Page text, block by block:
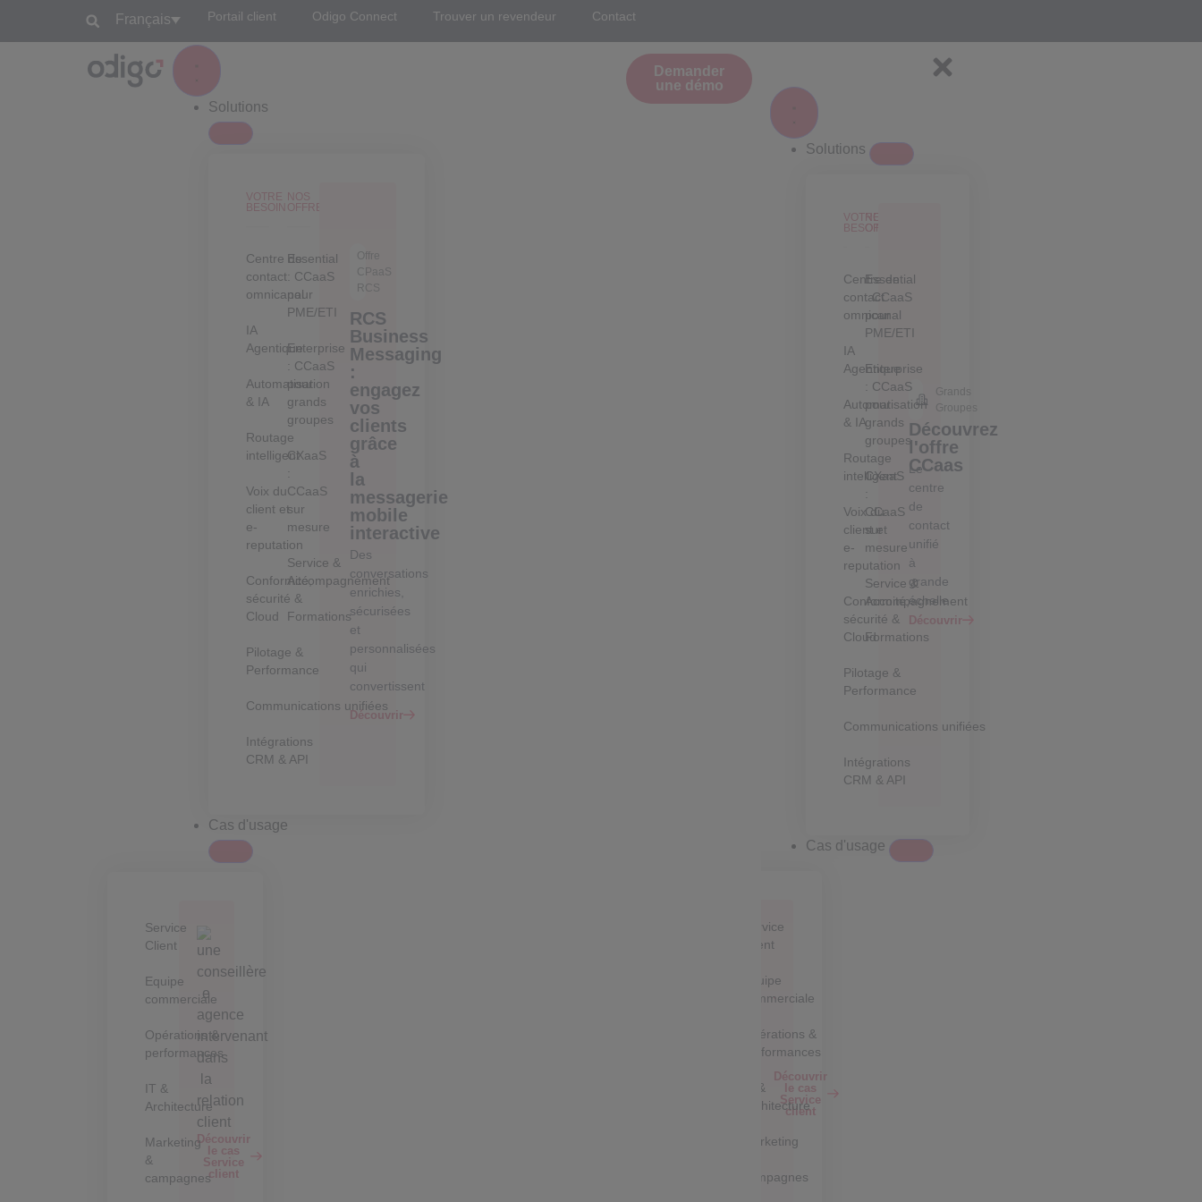
Français Portail client Odigo Connect Trouver un revendeur Contact
Solutions
VOTRE
BESOIN
Centre de
contact
omnicanal
IA
Agentique
Automatisation
& IA
Routage
intelligent
Voix du
client et
e-
reputation
Conformité,
sécurité &
Cloud
Pilotage &
Performance
Communications unifiées
Intégrations
CRM & API
NOS
OFFRES
Essential
: CCaaS
pour
PME/ETI
Enterprise
: CCaaS
pour
grands
groupes
CXaaS
:
CCaaS
sur
mesure
Service &
Accompagnement
Formations
Offre
CPaaS
RCS
RCS
Business
Messaging
:
engagez
vos
clients
grâce
à
la
messagerie
mobile
interactive
Des
conversations
enrichies,
sécurisées
et
personnalisées
qui
convertissent
Découvrir
Cas d'usage
Service
Client
Equipe
commerciale
Opérations &
performances
IT &
Architecture
Marketing
&
campagnes
Découvrir
le cas
Service
client
Demander
une démo
Solutions
VOTRE
BESOIN
Centre de
contact
omnicanal
IA
Agentique
Automatisation
& IA
Routage
intelligent
Voix du
client et
e-
reputation
Conformité,
sécurité &
Cloud
Pilotage &
Performance
Communications unifiées
Intégrations
CRM & API
NOS
OFFRES
Essential
: CCaaS
pour
PME/ETI
Enterprise
: CCaaS
pour
grands
groupes
CXaaS
:
CCaaS
sur
mesure
Service &
Accompagnement
Formations
Grands
Groupes
Découvrez
l'offre
CCaas
Le
centre
de
contact
unifié
à
grande
échelle
Découvrir
Cas d'usage
Service
Client
Equipe
commerciale
Opérations &
performances
IT &
Architecture
Marketing
campagnes
Découvrir
le cas
Service
client